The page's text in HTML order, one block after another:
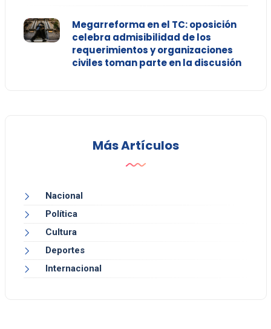
Megarreforma en el TC: oposición
celebra admisibilidad de los
requerimientos y organizaciones
civiles toman parte en la discusión
Más Artículos
Nacional
Política
Cultura
Deportes
Internacional